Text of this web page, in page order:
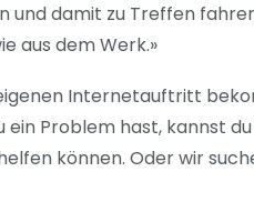
und damit zu Treffen
aus dem Werk.»
Internetauftritt
Problem hast, kannst
können. Oder wir